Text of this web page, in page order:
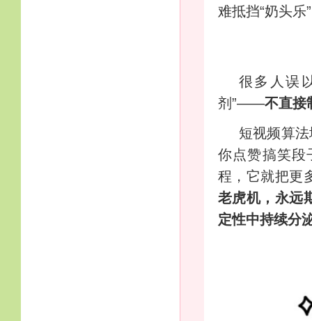
难抵挡“奶头乐
很多人误
剂”——不直接
短视频算
你点赞搞笑段
程，它就把更
老虎机，永远
定性中持续分